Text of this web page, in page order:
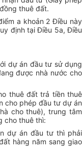
thuê đất.
a khoản 2 Điều này
định tại Điều 5a, Điều
dự án đầu tư sử dụng
được nhà nước cho
thuê đất trả tiền thuê
cho phép đầu tư dự án
cho thuê), trung tâm
cho thuê thì:
dự án đầu tư thì phải
hàng năm sang giao